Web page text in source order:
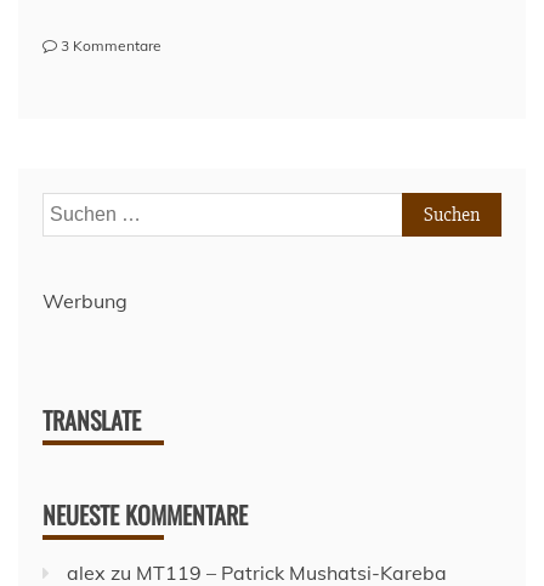
3 Kommentare
Erfahrung
Aufstiegsfähigkeit
Suchen
nach:
Werbung
TRANSLATE
NEUESTE KOMMENTARE
alex zu MT119 – Patrick Mushatsi-Kareba